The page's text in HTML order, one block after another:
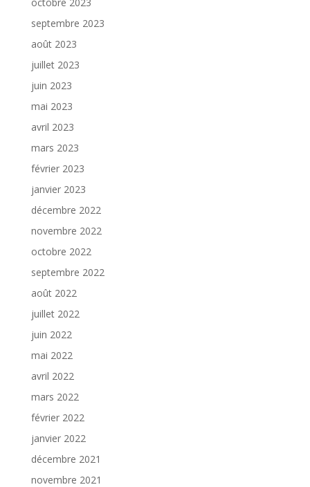
septembre 2023
août 2023
juillet 2023
juin 2023
mai 2023
avril 2023
mars 2023
février 2023
janvier 2023
décembre 2022
novembre 2022
octobre 2022
septembre 2022
août 2022
juillet 2022
juin 2022
mai 2022
avril 2022
mars 2022
février 2022
janvier 2022
décembre 2021
novembre 2021